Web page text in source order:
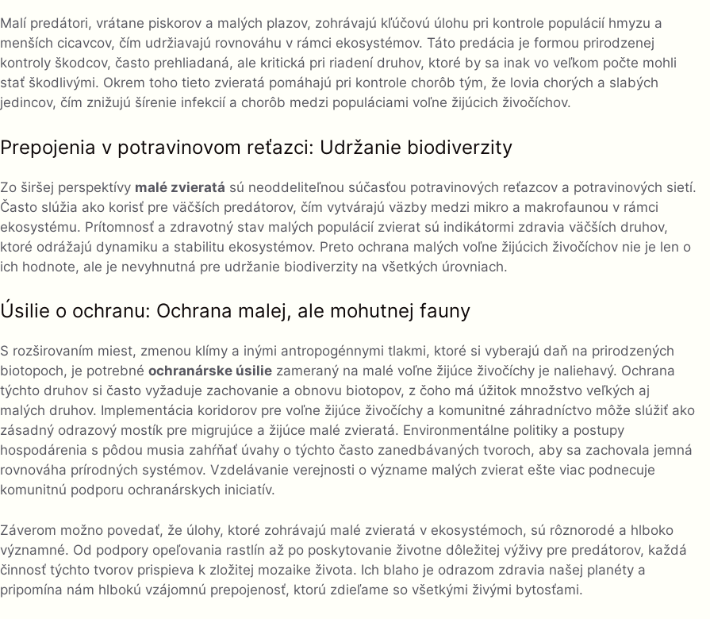
Malí predátori, vrátane piskorov a malých plazov, zohrávajú kľúčovú úlohu pri kontrole populácií hmyzu a
menších cicavcov, čím udržiavajú rovnováhu v rámci ekosystémov. Táto predácia je formou prirodzenej
kontroly škodcov, často prehliadaná, ale kritická pri riadení druhov, ktoré by sa inak vo veľkom počte mohli
stať škodlivými. Okrem toho tieto zvieratá pomáhajú pri kontrole chorôb tým, že lovia chorých a slabých
jedincov, čím znižujú šírenie infekcií a chorôb medzi populáciami voľne žijúcich živočíchov.
Prepojenia v potravinovom reťazci: Udržanie biodiverzity
Zo širšej perspektívy malé zvieratá sú neoddeliteľnou súčasťou potravinových reťazcov a potravinových sietí.
Často slúžia ako korisť pre väčších predátorov, čím vytvárajú väzby medzi mikro a makrofaunou v rámci
ekosystému. Prítomnosť a zdravotný stav malých populácií zvierat sú indikátormi zdravia väčších druhov,
ktoré odrážajú dynamiku a stabilitu ekosystémov. Preto ochrana malých voľne žijúcich živočíchov nie je len o
ich hodnote, ale je nevyhnutná pre udržanie biodiverzity na všetkých úrovniach.
Úsilie o ochranu: Ochrana malej, ale mohutnej fauny
S rozširovaním miest, zmenou klímy a inými antropogénnymi tlakmi, ktoré si vyberajú daň na prirodzených
biotopoch, je potrebné ochranárske úsilie zameraný na malé voľne žijúce živočíchy je naliehavý. Ochrana
týchto druhov si často vyžaduje zachovanie a obnovu biotopov, z čoho má úžitok množstvo veľkých aj
malých druhov. Implementácia koridorov pre voľne žijúce živočíchy a komunitné záhradníctvo môže slúžiť ako
zásadný odrazový mostík pre migrujúce a žijúce malé zvieratá. Environmentálne politiky a postupy
hospodárenia s pôdou musia zahŕňať úvahy o týchto často zanedbávaných tvoroch, aby sa zachovala jemná
rovnováha prírodných systémov. Vzdelávanie verejnosti o význame malých zvierat ešte viac podnecuje
komunitnú podporu ochranárskych iniciatív.
Záverom možno povedať, že úlohy, ktoré zohrávajú malé zvieratá v ekosystémoch, sú rôznorodé a hlboko
významné. Od podpory opeľovania rastlín až po poskytovanie životne dôležitej výživy pre predátorov, každá
činnosť týchto tvorov prispieva k zložitej mozaike života. Ich blaho je odrazom zdravia našej planéty a
pripomína nám hlbokú vzájomnú prepojenosť, ktorú zdieľame so všetkými živými bytosťami.